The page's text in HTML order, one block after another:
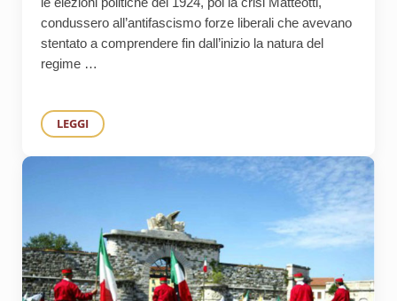
condussero all’antifascismo forze liberali che avevano
stentato a comprendere fin dall’inizio la natura del
regime …
LEGGI
CALAMANDREI, LA COSTITUENTE E UN PAESE CHE